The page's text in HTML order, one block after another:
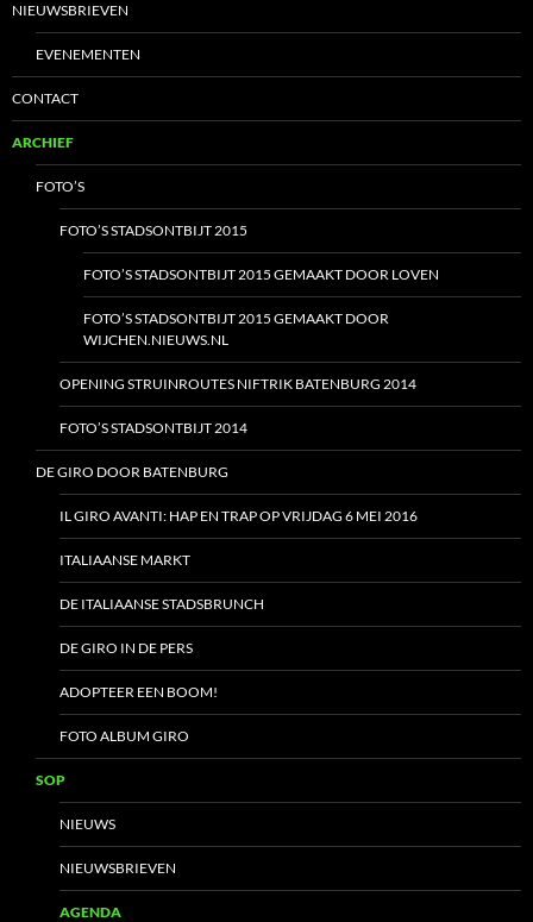
NIEUWSBRIEVEN
EVENEMENTEN
CONTACT
ARCHIEF
FOTO’S
FOTO’S STADSONTBIJT 2015
FOTO’S STADSONTBIJT 2015 GEMAAKT DOOR LOVEN
FOTO’S STADSONTBIJT 2015 GEMAAKT DOOR
WIJCHEN.NIEUWS.NL
OPENING STRUINROUTES NIFTRIK BATENBURG 2014
FOTO’S STADSONTBIJT 2014
DE GIRO DOOR BATENBURG
IL GIRO AVANTI: HAP EN TRAP OP VRIJDAG 6 MEI 2016
ITALIAANSE MARKT
DE ITALIAANSE STADSBRUNCH
DE GIRO IN DE PERS
ADOPTEER EEN BOOM!
FOTO ALBUM GIRO
SOP
NIEUWS
NIEUWSBRIEVEN
AGENDA